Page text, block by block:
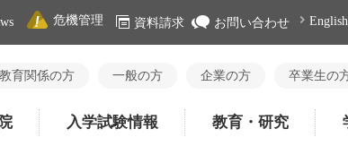
危機管理 資料請求 お問い合わせ English
教育関係の方 一般の方 企業の方 卒業生の
入学試験情報 教育・研究